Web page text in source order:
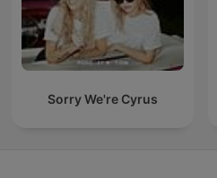
Sorry We're Cyrus